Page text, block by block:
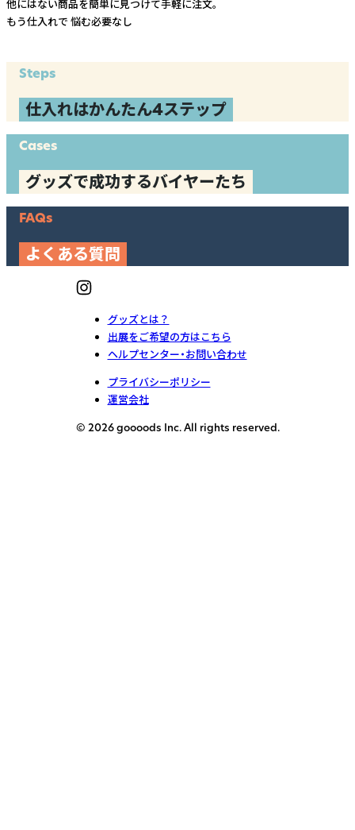
他にはない商品を簡単に見つけて手軽に注文。
もう仕入れで 悩む必要なし
Steps
仕入れはかんたん4ステップ
Cases
グッズで成功するバイヤーたち
FAQs
よくある質問
グッズとは？
出展をご希望の方はこちら
ヘルプセンター・お問い合わせ
プライバシーポリシー
運営会社
© 2026 goooods Inc. All rights reserved.